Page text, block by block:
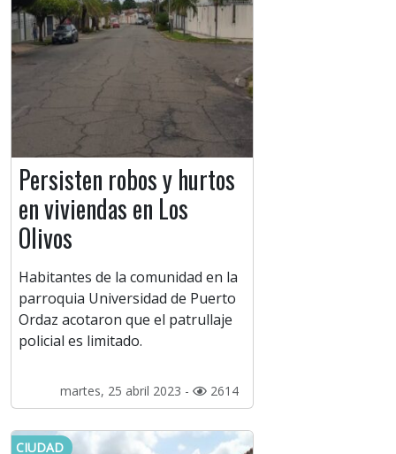
Persisten robos y hurtos
en viviendas en Los
Olivos
Habitantes de la comunidad en la
parroquia Universidad de Puerto
Ordaz acotaron que el patrullaje
policial es limitado.
martes, 25 abril 2023 - 2614
CIUDAD